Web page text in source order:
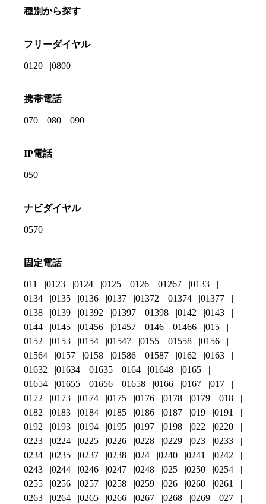
種別から探す
フリーダイヤル
0120 0800
携帯電話
070 080 090
IP電話
050
ナビダイヤル
0570
固定電話
011 0123 0124 0125 0126 01267
0133
0134
0135 0136 0137 01372 01374
01377
0138
0139 01392 01397 01398 0142
0143
0144
0145 01456 01457 0146 01466
015
0152
0153 0154 01547 0155 01558
0156
01564
0157 0158 01586 01587 0162
0163
01632
01634 01635 0164 01648
0165
01654
01655 01656 01658 0166 0167
017
0172
0173 0174 0175 0176 0178 0179
018
0182
0183 0184 0185 0186 0187 019
0191
0192
0193 0194 0195 0197 0198 022
0220
0223
0224 0225 0226 0228 0229 023
0233
0234
0235 0237 0238 024 0240 0241
0242
0243
0244 0246 0247 0248 025 0250
0254
0255
0256 0257 0258 0259 026 0260
0261
0263
0264 0265 0266 0267 0268 0269 027